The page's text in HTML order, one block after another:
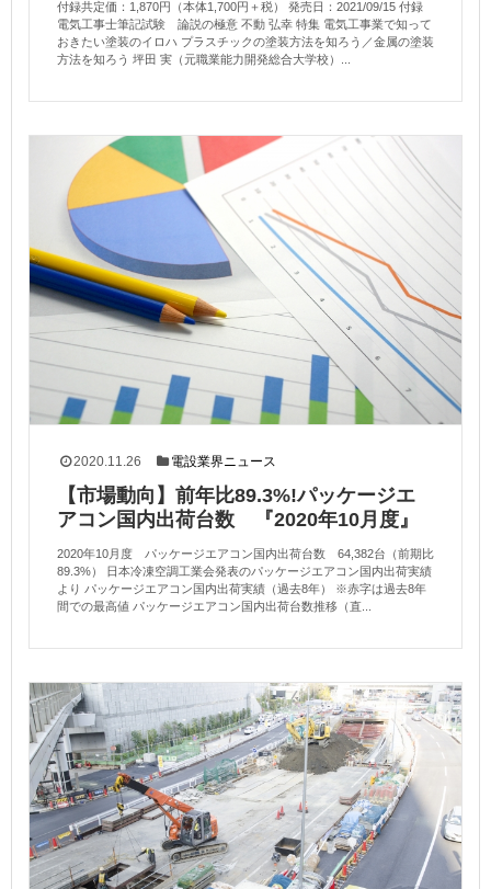
付録共定価：1,870円（本体1,700円＋税） 発売日：2021/09/15 付録
電気工事士筆記試験 論説の極意 不動 弘幸 特集 電気工事業で知って
おきたい塗装のイロハ プラスチックの塗装方法を知ろう／金属の塗装
方法を知ろう 坪田 実（元職業能力開発総合大学校）...
2020.11.26 電設業界ニュース
【市場動向】前年比89.3%!パッケージエ
アコン国内出荷台数 『2020年10月度』
2020年10月度 パッケージエアコン国内出荷台数 64,382台（前期比
89.3%） 日本冷凍空調工業会発表のパッケージエアコン国内出荷実績
より パッケージエアコン国内出荷実績（過去8年） ※赤字は過去8年
間での最高値 パッケージエアコン国内出荷台数推移（直...